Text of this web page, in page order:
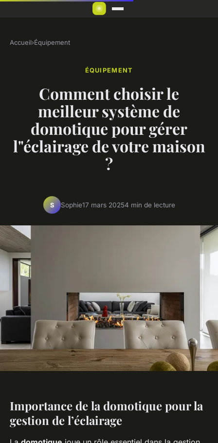
Accueil›Équipement
ÉQUIPEMENT
Comment choisir le
meilleur système de
domotique pour gérer
l"éclairage de votre maison
?
S Sophie17 mars 20254 min de lecture
Importance de la domotique pour la
gestion de l’éclairage